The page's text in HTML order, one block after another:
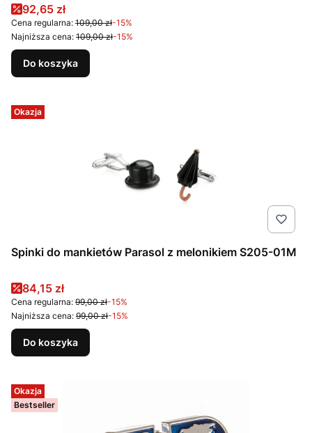
Cena promocyjna
92,65 zł
Cena regularna: 109,00 zł-15%
Najniższa cena: 109,00 zł-15%
Do koszyka
Okazja
Spinki do mankietów Parasol z melonikiem S205-01M
Cena promocyjna
84,15 zł
Cena regularna: 99,00 zł-15%
Najniższa cena: 99,00 zł-15%
Do koszyka
Okazja
Bestseller